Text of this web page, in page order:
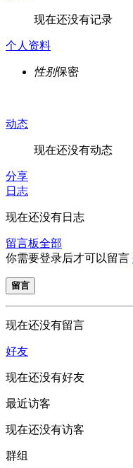
现在还没有记录
个人资料
性别保密
动态
现在还没有动态
分享
日志
现在还没有日志
留言板全部
你需要登录后才可以留言
留言
现在还没有留言
好友
现在还没有好友
最近访客
现在还没有访客
群组